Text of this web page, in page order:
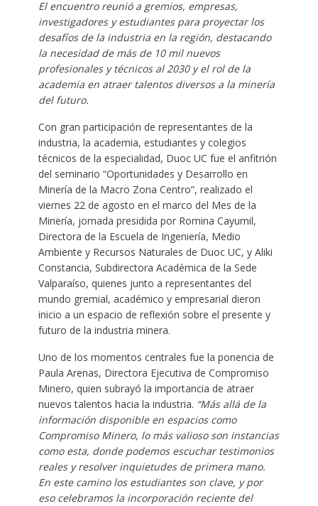
El encuentro reunió a gremios, empresas,
investigadores y estudiantes para proyectar los
desafíos de la industria en la región, destacando
la necesidad de más de 10 mil nuevos
profesionales y técnicos al 2030 y el rol de la
academia en atraer talentos diversos a la minería
del futuro.
Con gran participación de representantes de la
industria, la academia, estudiantes y colegios
técnicos de la especialidad, Duoc UC fue el anfitrión
del seminario “Oportunidades y Desarrollo en
Minería de la Macro Zona Centro”, realizado el
viernes 22 de agosto en el marco del Mes de la
Minería, jornada presidida por Romina Cayumil,
Directora de la Escuela de Ingeniería, Medio
Ambiente y Recursos Naturales de Duoc UC, y Aliki
Constancia, Subdirectora Académica de la Sede
Valparaíso, quienes junto a representantes del
mundo gremial, académico y empresarial dieron
inicio a un espacio de reflexión sobre el presente y
futuro de la industria minera.
Uno de los momentos centrales fue la ponencia de
Paula Arenas, Directora Ejecutiva de Compromiso
Minero, quien subrayó la importancia de atraer
nuevos talentos hacia la industria. “Más allá de la
información disponible en espacios como
Compromiso Minero, lo más valioso son instancias
como esta, donde podemos escuchar testimonios
reales y resolver inquietudes de primera mano.
En este camino los estudiantes son clave, y por
eso celebramos la incorporación reciente del